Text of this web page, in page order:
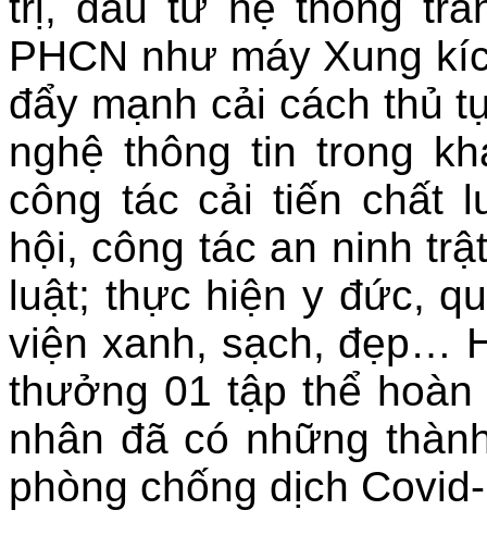
PHCN như máy Xung
đẩy mạnh cải cách thủ
nghệ thông tin trong
công tác cải tiến chất
hội, công tác an ninh
luật; thực hiện y đức,
viện xanh, sạch, đẹp…
thưởng 01 tập thể
nhân đã có những
phòng chống dịch